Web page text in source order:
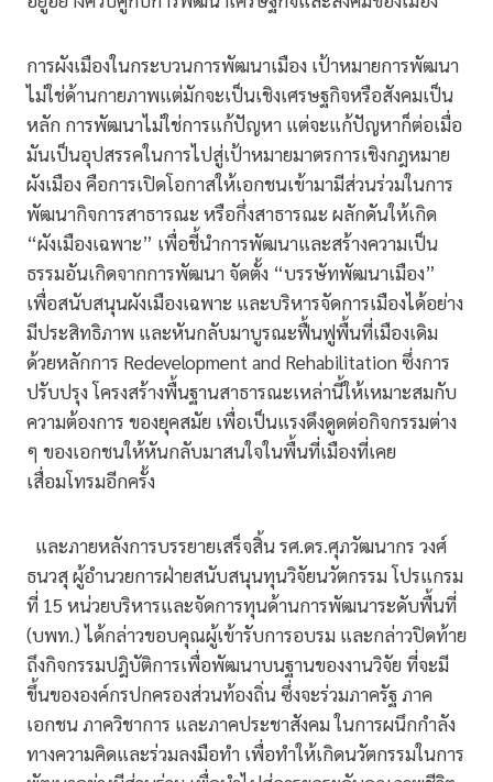
การผังเมืองในกระบวนการพัฒนาเมือง เป้าหมายการพัฒนา
ไม่ใช่ด้านกายภาพแต่มักจะเป็นเชิงเศรษฐกิจหรือสังคมเป็น
หลัก การพัฒนาไม่ใช่การแก้ปัญหา แต่จะแก้ปัญหาก็ต่อเมื่อ
มันเป็นอุปสรรคในการไปสู่เป้าหมายมาตรการเชิงกฎหมาย
ผังเมือง คือการเปิดโอกาสให้เอกชนเข้ามามีส่วนร่วมในการ
พัฒนากิจการสาธารณะ หรือกึ่งสาธารณะ ผลักดันให้เกิด
“ผังเมืองเฉพาะ” เพื่อชี้นำการพัฒนาและสร้างความเป็น
ธรรมอันเกิดจากการพัฒนา จัดตั้ง “บรรษัทพัฒนาเมือง”
เพื่อสนับสนุนผังเมืองเฉพาะ และบริหารจัดการเมืองได้อย่าง
มีประสิทธิภาพ และหันกลับมาบูรณะฟื้นฟูพื้นที่เมืองเดิม
ด้วยหลักการ Redevelopment and Rehabilitation ซึ่งการ
ปรับปรุง โครงสร้างพื้นฐานสาธารณะเหล่านี้ให้เหมาะสมกับ
ความต้องการ ของยุคสมัย เพื่อเป็นแรงดึงดูดต่อกิจกรรมต่าง
ๆ ของเอกชนให้หันกลับมาสนใจในพื้นที่เมืองที่เคย
เสื่อมโทรมอีกครั้ง
และภายหลังการบรรยายเสร็จสิ้น รศ.ดร.ศุภวัฒนากร วงศ์
ธนวสุ ผู้อำนวยการฝ่ายสนับสนุนทุนวิจัยนวัตกรรม โปรแกรม
ที่ 15 หน่วยบริหารและจัดการทุนด้านการพัฒนาระดับพื้นที่
(บพท.) ได้กล่าวขอบคุณผู้เข้ารับการอบรม และกล่าวปิดท้าย
ถึงกิจกรรมปฎิบัติการเพื่อพัฒนาบนฐานของงานวิจัย ที่จะมี
ขึ้นขององค์กรปกครองส่วนท้องถิ่น ซึ่งจะร่วมภาครัฐ ภาค
เอกชน ภาควิชาการ และภาคประชาสังคม ในการผนึกกำลัง
ทางความคิดและร่วมลงมือทำ เพื่อทำให้เกิดนวัตกรรมในการ